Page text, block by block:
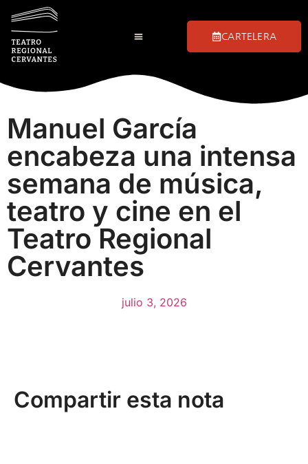
CARTELERA
Manuel García
encabeza una intensa
semana de música,
teatro y cine en el
Teatro Regional
Cervantes
julio 3, 2026
Compartir esta nota